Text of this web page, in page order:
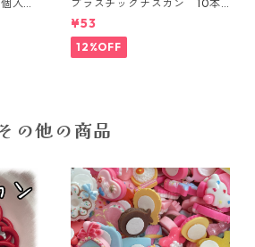
入り
プラスチックナスカン 10本
入り【PK-10】
¥53
12%OFF
の他の商品